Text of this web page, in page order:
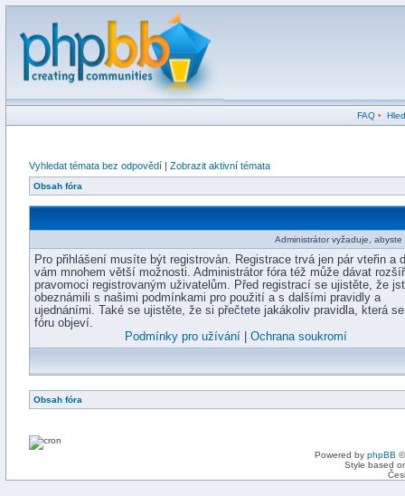
FAQ•
Vyhledat témata bez odpovědí | Zobrazit aktivní témata
Obsah fóra
Administrátor vyžaduje,
Pro přihlášení musíte být registrován. Registrace trvá jen pár vteřin a
vám mnohem větší možnosti. Administrátor fóra též může dávat
pravomoci registrovaným uživatelům. Před registrací se ujistěte, že
obeznámili s našimi podmínkami pro použití a s dalšími pravidly a
ujednáními. Také se ujistěte, že si přečtete jakákoliv pravidla, která
fóru objeví.
Podmínky pro užívání
Ochrana soukromí
Obsah fóra
Powered by phpBB
Style based